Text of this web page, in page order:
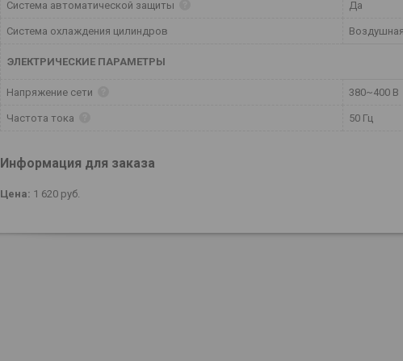
Система автоматической защиты Да
Система охлаждения цилиндров
ЭЛЕКТРИЧЕСКИЕ ПАРАМЕТРЫ
Напряжение сети 380~400 В
Частота тока 50 Гц
Информация для заказа
Цена: 1 620 руб.